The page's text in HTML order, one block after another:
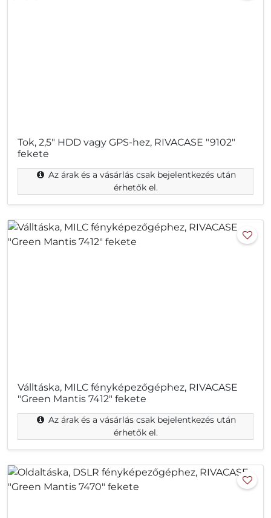
Tok, 2,5" HDD vagy GPS-hez, RIVACASE "9102"
fekete
Az árak és a vásárlás csak bejelentkezés után
érhetők el.
Válltáska, MILC fényképezőgéphez, RIVACASE
"Green Mantis 7412" fekete
Az árak és a vásárlás csak bejelentkezés után
érhetők el.